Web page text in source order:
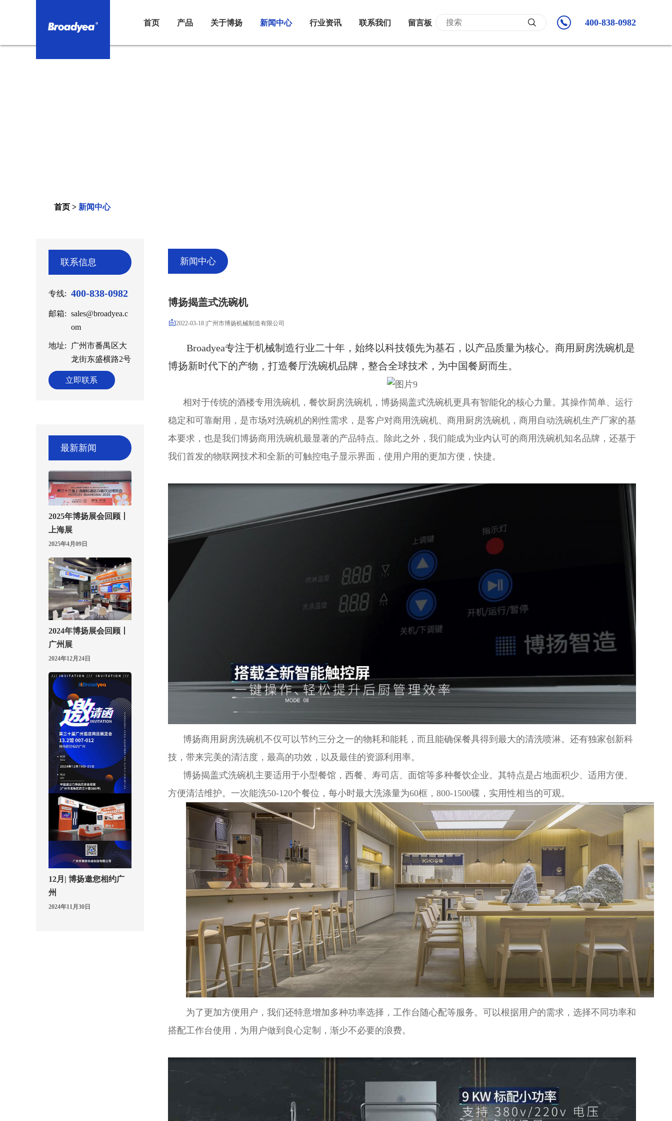
首页 产品 关于博扬 新闻中心 行业资讯 联系我们 留言板 400-838-0982
首页> 新闻中心
联系信息
专线: 400-838-0982
邮箱: sales@broadyea.c
om
地址:
广州市番禺区大
龙街东盛横路2号
立即联系
最新新闻
2025年博扬展会回顾丨
上海展
2025年4月09日
2024年博扬展会回顾丨
广州展
2024年12月24日
12月| 博扬邀您相约广
州
2024年11月30日
新闻中心
博扬揭盖式洗碗机
2022-03-18 广州市博扬机械制造有限公司
Broadyea专注于机械制造行业二十年，始终以科技领先为基石，以产品质量为核心。商用厨房洗碗机是
博扬新时代下的产物，打造餐厅洗碗机品牌，整合全球技术，为中国餐厨而生。
相对于传统的酒楼专用洗碗机，餐饮厨房洗碗机，博扬揭盖式洗碗机更具有智能化的核心力量。其操作简单、运行
稳定和可靠耐用，是市场对洗碗机的刚性需求，是客户对商用洗碗机、商用厨房洗碗机，商用自动洗碗机生产厂家的基
本要求，也是我们博扬商用洗碗机最显著的产品特点。除此之外，我们能成为业内认可的商用洗碗机知名品牌，还基于
我们首发的物联网技术和全新的可触控电子显示界面，使用户用的更加方便，快捷。
博扬商用厨房洗碗机不仅可以节约三分之一的物耗和能耗，而且能确保餐具得到最大的清洗喷淋。还有独家创新科
技，带来完美的清洁度，最高的功效，以及最佳的资源利用率。
博扬揭盖式洗碗机主要适用于小型餐馆，西餐、寿司店、面馆等多种餐饮企业。其特点是占地面积少、适用方便、
方便清洁维护。一次能洗50-120个餐位，每小时最大洗涤量为60框，800-1500碟，实用性相当的可观。
为了更加方便用户，我们还特意增加多种功率选择，工作台随心配等服务。可以根据用户的需求，选择不同功率和
搭配工作台使用，为用户做到良心定制，渐少不必要的浪费。